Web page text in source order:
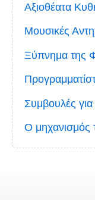
Αξιοθέατα
Μουσικές
Ξύπνημα της
Συμβουλές
Ο μηχανισμός